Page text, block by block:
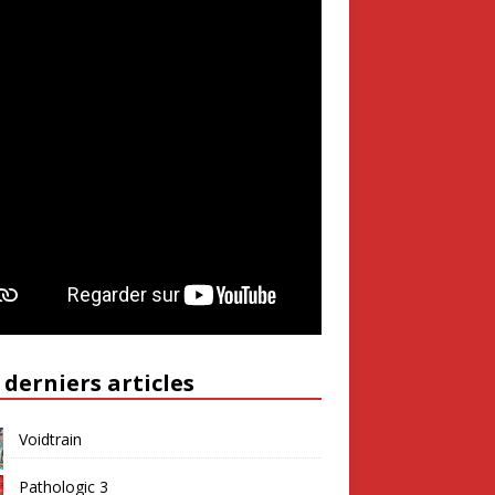
derniers articles
Voidtrain
Pathologic 3